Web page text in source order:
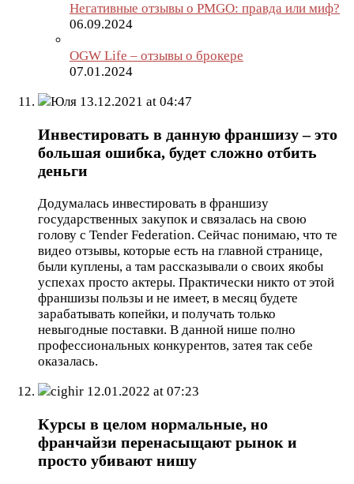
Негативные отзывы о PMGO: правда или миф?
06.09.2024
OGW Life – отзывы о брокере
07.01.2024
Юля 13.12.2021 at 04:47
Инвестировать в данную франшизу – это
большая ошибка, будет сложно отбить
деньги
Додумалась инвестировать в франшизу
государственных закупок и связалась на свою
голову с Tender Federation. Сейчас понимаю, что те
видео отзывы, которые есть на главной странице,
были куплены, а там рассказывали о своих якобы
успехах просто актеры. Практически никто от этой
франшизы пользы и не имеет, в месяц будете
зарабатывать копейки, и получать только
невыгодные поставки. В данной нише полно
профессиональных конкурентов, затея так себе
оказалась.
cighir 12.01.2022 at 07:23
Курсы в целом нормальные, но
франчайзи перенасыщают рынок и
просто убивают нишу